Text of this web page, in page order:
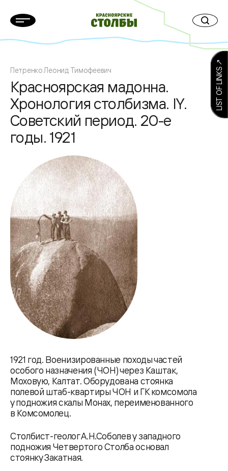
Петренко Леонид Тимофеевич
Красноярская мадонна.
Хронология столбизма. IY.
Советский период. 20-е
годы. 1921
1921 год. Военизированные походы частей
особого назначения (ЧОН) через Каштак,
Моховую, Калтат. Оборудована стоянка
полевой штаб-квартиры ЧОН и ГК комсомола
у подножия скалы Монах, переименованного
в Комсомолец.
Столбист-геолог А.Н.Соболев у западного
подножия Четвертого Столба основал
стоянку Закатная.
LIST OF LINKS ↗